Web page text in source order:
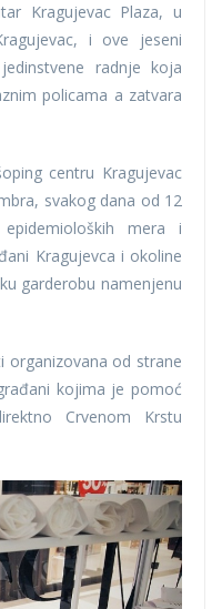
Kragujevac Plaza, u
i ove jeseni
radnje koja
policama a zatvara
centru Kragujevac
svakog dana od 12
mera i
Kragujevca i okoline
garderobu namenjenu
organizovana od strane
kojima je pomoć
Crvenom Krstu